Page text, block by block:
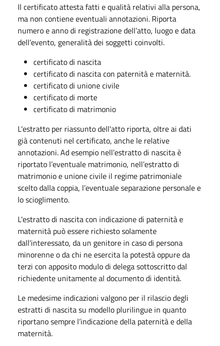
Il certificato attesta fatti e qualità relativi alla persona,
ma non contiene eventuali annotazioni. Riporta
numero e anno di registrazione dell’atto, luogo e data
dell’evento, generalità dei soggetti coinvolti.
certificato di nascita
certificato di nascita con paternità e maternità.
certificato di unione civile
certificato di morte
certificato di matrimonio
L'estratto per riassunto dell'atto riporta, oltre ai dati
già contenuti nel certificato, anche le relative
annotazioni. Ad esempio nell’estratto di nascita è
riportato l’eventuale matrimonio, nell’estratto di
matrimonio e unione civile il regime patrimoniale
scelto dalla coppia, l’eventuale separazione personale e
lo scioglimento.
L'estratto di nascita con indicazione di paternità e
maternità può essere richiesto solamente
dall'interessato, da un genitore in caso di persona
minorenne o da chi ne esercita la potestà oppure da
terzi con apposito modulo di delega sottoscritto dal
richiedente unitamente al documento di identità.
Le medesime indicazioni valgono per il rilascio degli
estratti di nascita su modello plurilingue in quanto
riportano sempre l’indicazione della paternità e della
maternità.